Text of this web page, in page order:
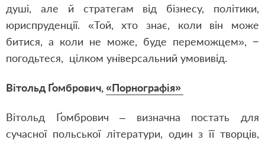
душі, але й стратегам від бізнесу, політики,
юриспруденції. «Той, хто знає, коли він може
битися, а коли не може, буде переможцем», −
погодьтеся, цілком універсальний умовивід.
Вітольд Ґомбрович,«Порнографія»
Вітольд Ґомбрович – визначна постать для
сучасної польської літератури, один з її творців,